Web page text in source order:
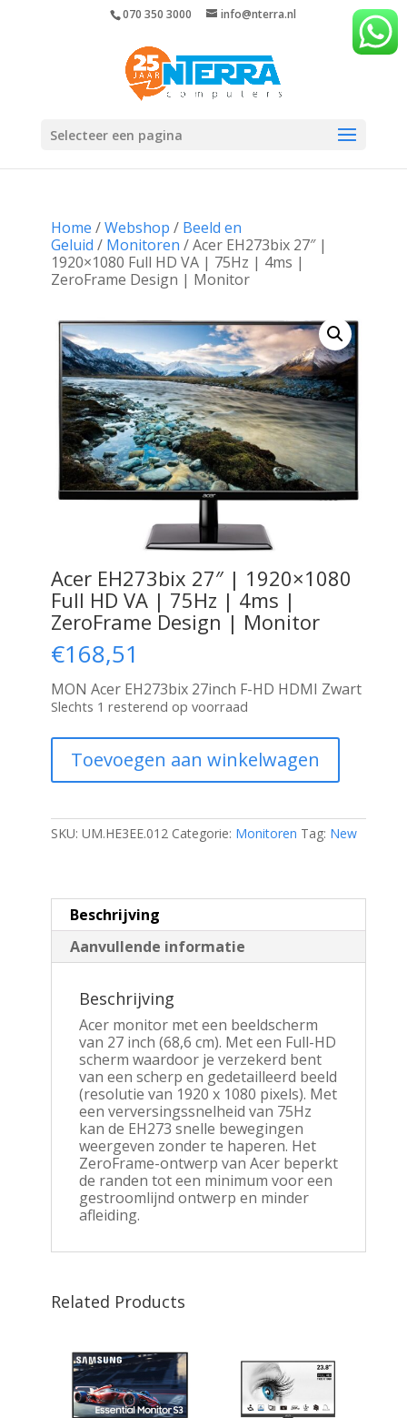
070 350 3000 info@nterra.nl
Selecteer een pagina
Home /Webshop / Beeld en
Geluid / Monitoren / Acer EH273bix 27″ |
1920×1080 Full HD VA | 75Hz | 4ms |
ZeroFrame Design | Monitor
Acer EH273bix 27″ | 1920×1080
Full HD VA | 75Hz | 4ms |
ZeroFrame Design | Monitor
€168,51
MON Acer EH273bix 27inch F-HD HDMI Zwart
Slechts 1 resterend op voorraad
Acer
EH273bix
27"
1920x1080
Full
75Hz
4ms
ZeroFrame
Monitor
aantal
Toevoegen aan winkelwagen
SKU: UM.HE3EE.012 Categorie: Monitoren Tag: New
Beschrijving
Aanvullende informatie
Beschrijving
Acer monitor met een beeldscherm
van 27 inch (68,6 cm). Met een Full-HD
scherm waardoor je verzekerd bent
van een scherp en gedetailleerd beeld
(resolutie van 1920 x 1080 pixels). Met
een verversingssnelheid van 75Hz
kan de EH273 snelle bewegingen
weergeven zonder te haperen. Het
ZeroFrame-ontwerp van Acer beperkt
de randen tot een minimum voor een
gestroomlijnd ontwerp en minder
afleiding.
Related Products